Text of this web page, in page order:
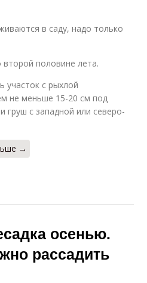
в саду, надо только
половине лета.
участок с рыхлой
не меньше 15-20 см под
груш с западной или северо-
→
осенью.
рассадить